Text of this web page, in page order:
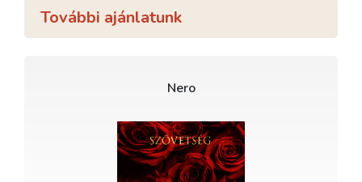
További ajánlatunk
Nero